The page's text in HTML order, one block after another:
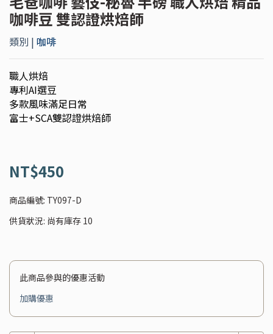
咖啡豆 雙認證烘焙師
類別 | 咖啡
職人烘焙
專利AI選豆
多款風味滿足日常
富士+SCA雙認證烘焙師
NT$450
商品編號: TY097-D
供貨狀況: 尚有庫存 10
此商品參與的優惠活動
加購優惠